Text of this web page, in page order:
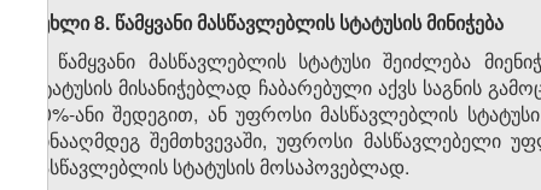
მუხლი 8. წამყვანი მასწავლებლის სტატუსის მინიჭება
1. წამყვანი მასწავლებლის სტატუსი შეიძლება
სტატუსის მისანიჭებლად ჩაბარებული აქვს საგნის
50%-ანი შედეგით, ან უფროსი მასწავლებლის
წინააღმდეგ შემთხვევაში, უფროსი მასწავლებელი
მასწავლებლის სტატუსის მოსაპოვებლად.